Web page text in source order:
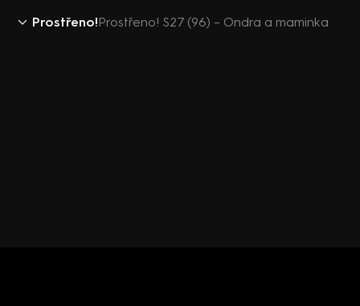
Prostřeno!Prostřeno! S27 (96) – Ondra a maminka